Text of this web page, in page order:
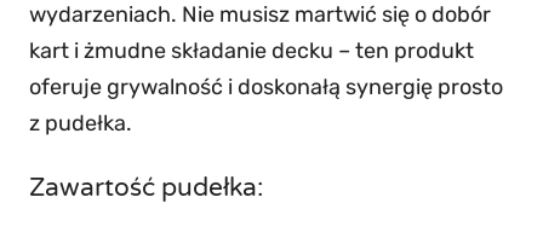
wydarzeniach. Nie musisz martwić się o dobór
kart i żmudne składanie decku – ten produkt
oferuje grywalność i doskonałą synergię prosto
z pudełka.
Zawartość pudełka: